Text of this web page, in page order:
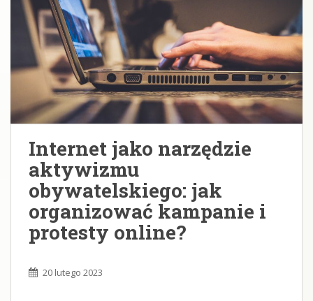
Internet jako narzędzie
aktywizmu
obywatelskiego: jak
organizować kampanie i
protesty online?
20 lutego 2023